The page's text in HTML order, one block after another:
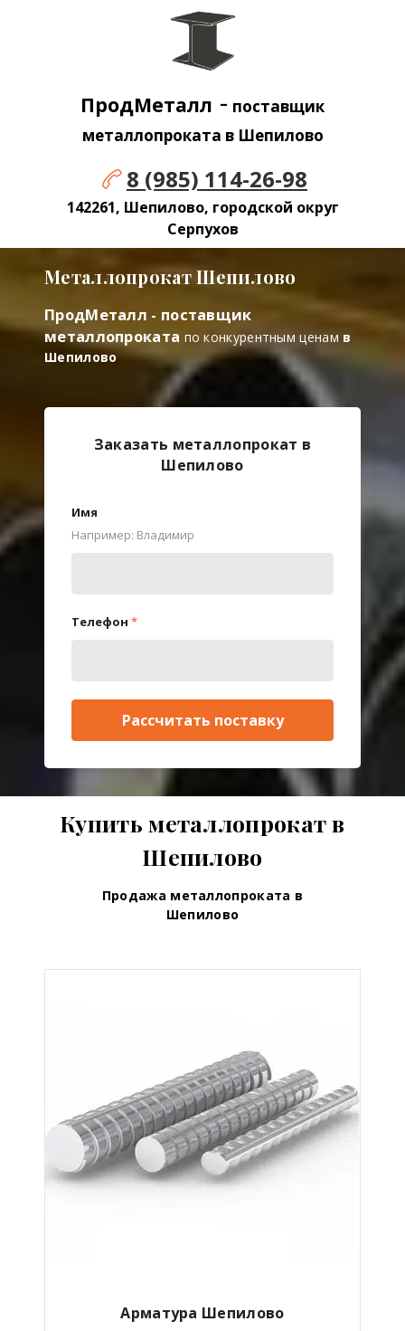
ПродМеталл - поставщик
металлопроката в Шепилово
8 (985) 114-26-98
142261, Шепилово, городской округ
Серпухов
Металлопрокат Шепилово
ПродМеталл - поставщик
металлопроката по конкурентным ценам в
Шепилово
Заказать металлопрокат в
Шепилово
Имя
Например: Владимир
Телефон *
Рассчитать поставку
Купить металлопрокат в
Шепилово
Продажа металлопроката в
Шепилово
Арматура Шепилово